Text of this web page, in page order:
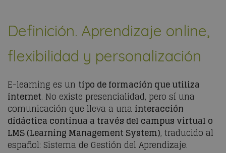
Definición. Aprendizaje online,
flexibilidad y personalización
E-learning es un tipo de formación que utiliza
internet. No existe presencialidad, pero sí una
comunicación que lleva a una interacción
didáctica continua a través del campus virtual o
LMS (Learning Management System), traducido al
español: Sistema de Gestión del Aprendizaje.